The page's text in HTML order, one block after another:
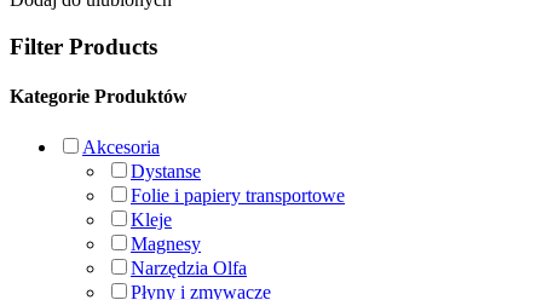
Filter Products
Kategorie Produktów
Akcesoria
Dystanse
Folie i papiery transportowe
Kleje
Magnesy
Narzędzia Olfa
Płyny i zmywacze